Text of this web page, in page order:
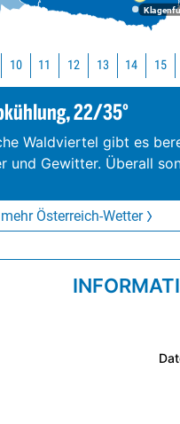
10 11 12 13 14 15
22/35°
Waldviertel gibt es
und Gewitter. Überall
mehr Österreich-Wetter